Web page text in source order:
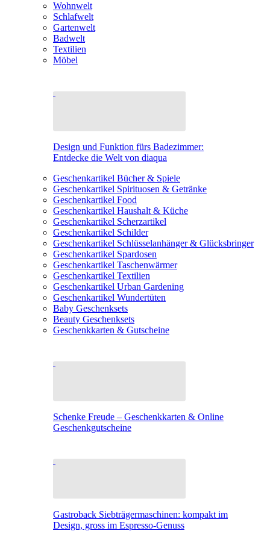
Wohnwelt
Schlafwelt
Gartenwelt
Badwelt
Textilien
Möbel
Design und Funktion fürs Badezimmer:
Entdecke die Welt von diaqua
Geschenkartikel Bücher & Spiele
Geschenkartikel Spirituosen & Getränke
Geschenkartikel Food
Geschenkartikel Haushalt & Küche
Geschenkartikel Scherzartikel
Geschenkartikel Schilder
Geschenkartikel Schlüsselanhänger & Glücksbringer
Geschenkartikel Spardosen
Geschenkartikel Taschenwärmer
Geschenkartikel Textilien
Geschenkartikel Urban Gardening
Geschenkartikel Wundertüten
Baby Geschenksets
Beauty Geschenksets
Geschenkkarten & Gutscheine
Schenke Freude – Geschenkkarten & Online
Geschenkgutscheine
Gastroback Siebträgermaschinen: kompakt im
Design, gross im Espresso-Genuss